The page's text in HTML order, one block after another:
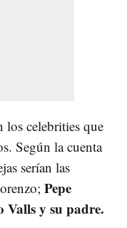
los celebrities que
Según la cuenta
serían las
Pepe
y su padre.